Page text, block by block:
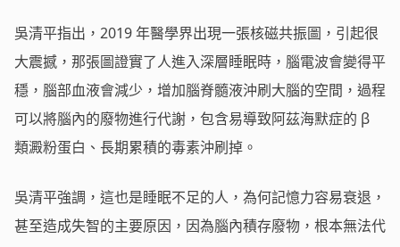
吳清平指出，2019 年醫學界出現一張核磁共振圖，引起很
大震撼，那張圖證實了人進入深層睡眠時，腦電波會變得平
穩，腦部血液會減少，增加腦脊髓液沖刷大腦的空間，過程
可以將腦內的廢物進行代謝，包含易導致阿茲海默症的 β
類澱粉蛋白、長期累積的毒素沖刷掉。
吳清平強調，這也是睡眠不足的人，為何記憶力容易衰退，
甚至造成失智的主要原因，因為腦內積存廢物，根本無法代